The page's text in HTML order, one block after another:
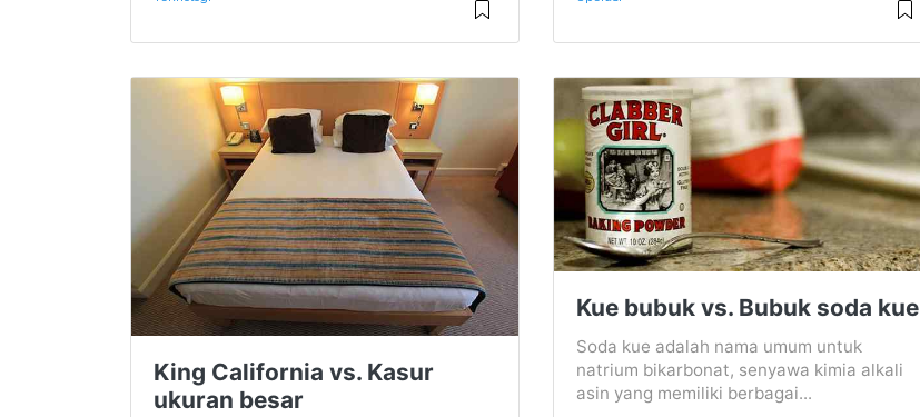
King California vs. Kasur
ukuran besar
Kue bubuk vs. Bubuk soda kue
Soda kue adalah nama umum untuk
natrium bikarbonat, senyawa kimia alkali
asin yang memiliki berbagai...